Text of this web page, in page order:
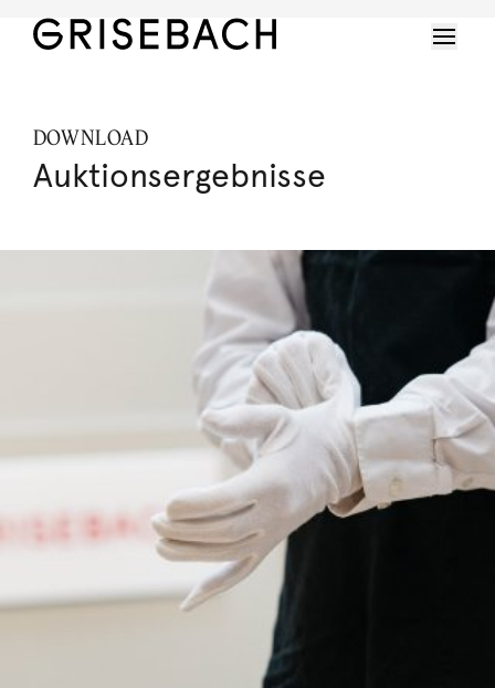
DOWNLOAD
Auktionsergebnisse